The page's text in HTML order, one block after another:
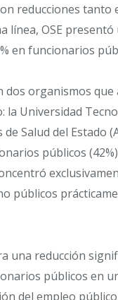
reducciones
línea, OSE
en funcionarios
dos organismos
Universidad
Salud del Estado
públicos
públicos
una reducción
públicos en
del empleo